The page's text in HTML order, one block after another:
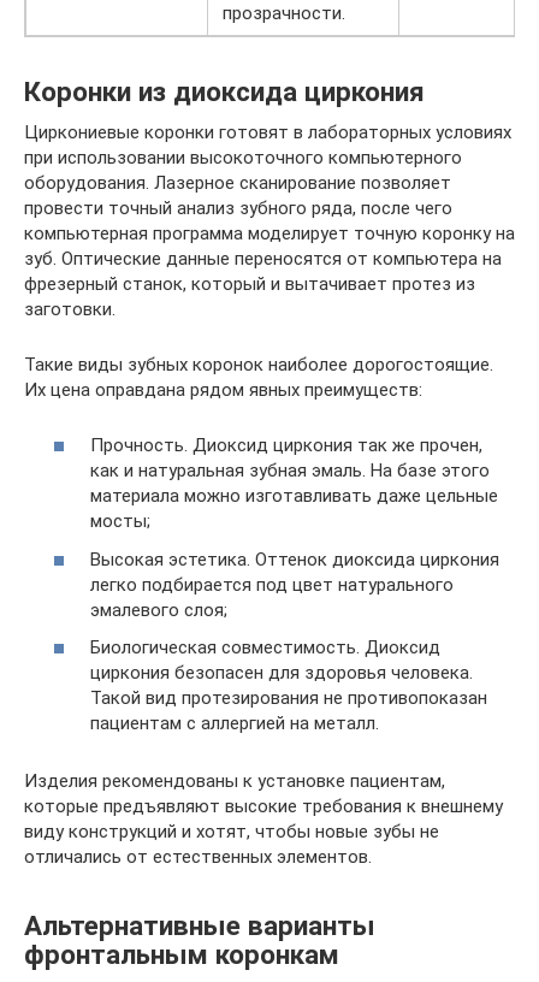
прозрачности.
Коронки из диоксида циркония
Циркониевые коронки готовят в лабораторных условиях
при использовании высокоточного компьютерного
оборудования. Лазерное сканирование позволяет
провести точный анализ зубного ряда, после чего
компьютерная программа моделирует точную коронку на
зуб. Оптические данные переносятся от компьютера на
фрезерный станок, который и вытачивает протез из
заготовки.
Такие виды зубных коронок наиболее дорогостоящие.
Их цена оправдана рядом явных преимуществ:
Прочность. Диоксид циркония так же прочен,
как и натуральная зубная эмаль. На базе этого
материала можно изготавливать даже цельные
мосты;
Высокая эстетика. Оттенок диоксида циркония
легко подбирается под цвет натурального
эмалевого слоя;
Биологическая совместимость. Диоксид
циркония безопасен для здоровья человека.
Такой вид протезирования не противопоказан
пациентам с аллергией на металл.
Изделия рекомендованы к установке пациентам,
которые предъявляют высокие требования к внешнему
виду конструкций и хотят, чтобы новые зубы не
отличались от естественных элементов.
Альтернативные варианты
фронтальным коронкам